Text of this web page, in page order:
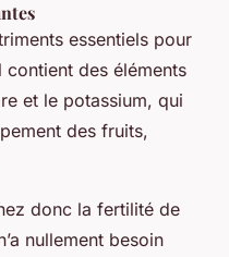
essentiels pour
des éléments
et le potassium, qui
des fruits,
donc la fertilité de
nullement besoin